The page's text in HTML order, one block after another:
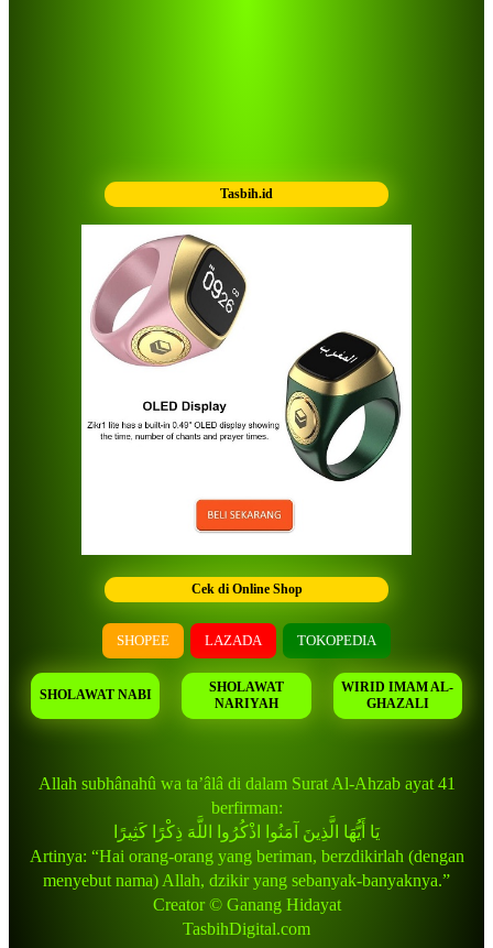
Tasbih.id
Cek di Online Shop
SHOPEE LAZADA TOKOPEDIA
SHOLAWAT NABI
SHOLAWAT
NARIYAH
WIRID IMAM AL-
GHAZALI
Allah subhânahû wa ta’âlâ di dalam Surat Al-Ahzab ayat 41
berfirman:
يَا أَيُّهَا الَّذِينَ آمَنُوا اذْكُرُوا اللَّهَ ذِكْرًا كَثِيرًا
Artinya: “Hai orang-orang yang beriman, berzdikirlah (dengan
menyebut nama) Allah, dzikir yang sebanyak-banyaknya.”
Creator © Ganang Hidayat
TasbihDigital.com